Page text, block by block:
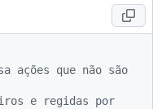
ações que não são
e regidas por